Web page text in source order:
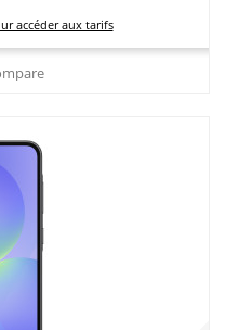
accéder aux tarifs